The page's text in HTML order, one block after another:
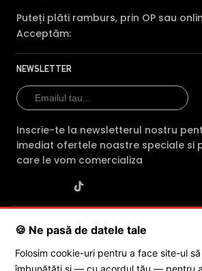
Puteți plăti ramburs, prin OP sau
Acceptăm:
NEWSLETTER
Inscrie-te la newsletterul nostru
imediat ofertele noastre speciale si
care le vom comercializa
SC POLITES ONLINE SRL · CUI: RO34846331
J2015001227161· Capital social: 200 RON ·
Poenaru, Nr. 1, Craiova, Jud. Dolj ·
🍪 Ne pasă de datele tale
Folosim cookie-uri pentru a face site-ul
îmbunătăți și — cu acordul tău — pentru